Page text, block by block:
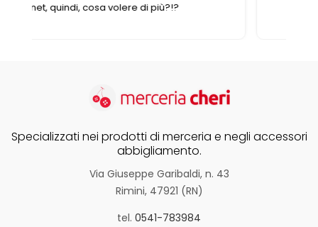
Specializzati nei prodotti di merceria e negli accessori
abbigliamento.
Via Giuseppe Garibaldi, n. 43
Rimini, 47921 (RN)
tel. 0541-783984